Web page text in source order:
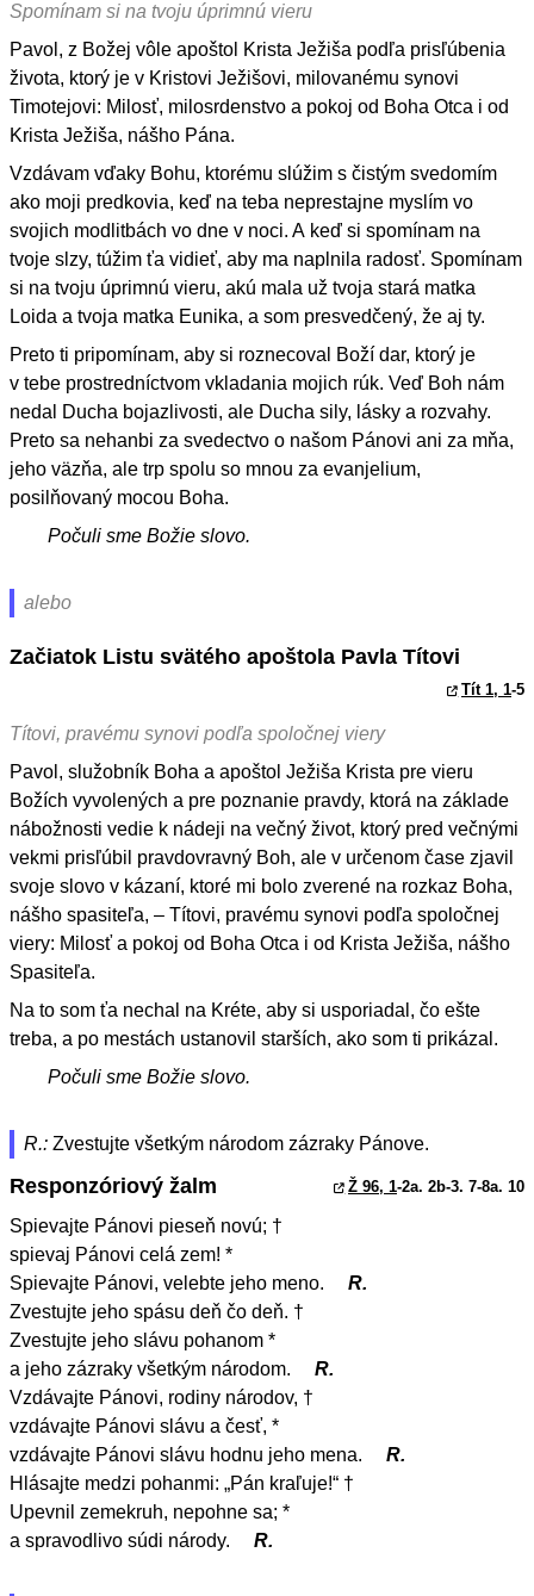
Spomínam si na tvoju úprimnú vieru
Pavol, z Božej vôle apoštol Krista Ježiša podľa prisľúbenia
života, ktorý je v Kristovi Ježišovi, milovanému synovi
Timotejovi: Milosť, milosrdenstvo a pokoj od Boha Otca i od
Krista Ježiša, nášho Pána.
Vzdávam vďaky Bohu, ktorému slúžim s čistým svedomím
ako moji predkovia, keď na teba neprestajne myslím vo
svojich modlitbách vo dne v noci. A keď si spomínam na
tvoje slzy, túžim ťa vidieť, aby ma naplnila radosť. Spomínam
si na tvoju úprimnú vieru, akú mala už tvoja stará matka
Loida a tvoja matka Eunika, a som presvedčený, že aj ty.
Preto ti pripomínam, aby si roznecoval Boží dar, ktorý je
v tebe prostredníctvom vkladania mojich rúk. Veď Boh nám
nedal Ducha bojazlivosti, ale Ducha sily, lásky a rozvahy.
Preto sa nehanbi za svedectvo o našom Pánovi ani za mňa,
jeho väzňa, ale trp spolu so mnou za evanjelium,
posilňovaný mocou Boha.
Počuli sme Božie slovo.
alebo
Začiatok Listu svätého apoštola Pavla Títovi
Tít 1, 1-5
Títovi, pravému synovi podľa spoločnej viery
Pavol, služobník Boha a apoštol Ježiša Krista pre vieru
Božích vyvolených a pre poznanie pravdy, ktorá na základe
nábožnosti vedie k nádeji na večný život, ktorý pred večnými
vekmi prisľúbil pravdovravný Boh, ale v určenom čase zjavil
svoje slovo v kázaní, ktoré mi bolo zverené na rozkaz Boha,
nášho spasiteľa, – Títovi, pravému synovi podľa spoločnej
viery: Milosť a pokoj od Boha Otca i od Krista Ježiša, nášho
Spasiteľa.
Na to som ťa nechal na Kréte, aby si usporiadal, čo ešte
treba, a po mestách ustanovil starších, ako som ti prikázal.
Počuli sme Božie slovo.
R.: Zvestujte všetkým národom zázraky Pánove.
Responzóriový žalm Ž 96, 1-2a. 2b-3. 7-8a. 10
Spievajte Pánovi pieseň novú; †
spievaj Pánovi celá zem! *
Spievajte Pánovi, velebte jeho meno.
R.
Zvestujte jeho spásu deň čo deň. †
Zvestujte jeho slávu pohanom *
a jeho zázraky všetkým národom.
R.
Vzdávajte Pánovi, rodiny národov, †
vzdávajte Pánovi slávu a česť, *
vzdávajte Pánovi slávu hodnu jeho mena.
R.
Hlásajte medzi pohanmi: „Pán kraľuje!“ †
Upevnil zemekruh, nepohne sa; *
a spravodlivo súdi národy.
R.